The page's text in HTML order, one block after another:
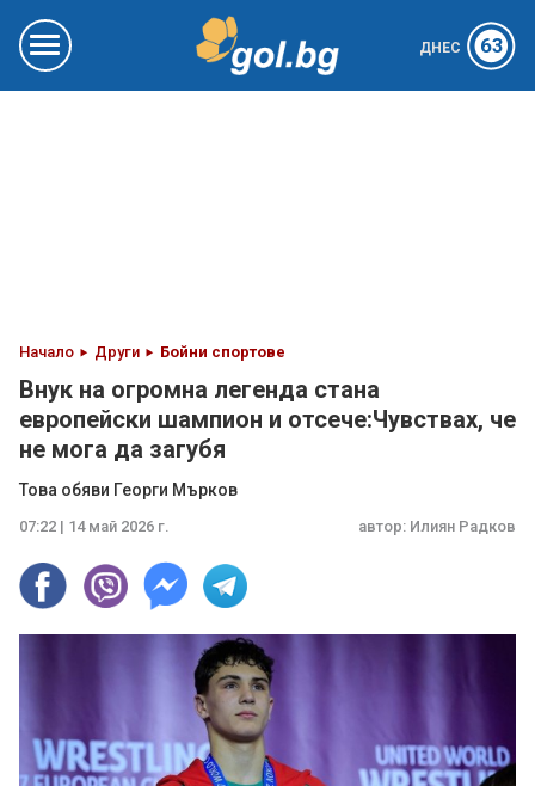
ДНЕС 63
Начало Други Бойни спортове
Внук на огромна легенда стана
европейски шампион и отсече:Чувствах, че
не мога да загубя
Това обяви Георги Мърков
07:22 | 14 май 2026 г. автор: Илиян Радков